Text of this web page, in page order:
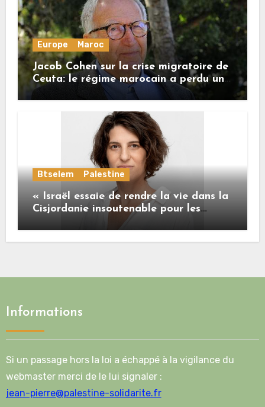
Europe Maroc
Jacob Cohen sur la crise migratoire de
Ceuta: le régime marocain a perdu une
bonne part de sa crédibilité vis-à-vis
Btselem Palestine
« Israël essaie de rendre la vie dans la
Cisjordanie insoutenable pour les
Informations
Si un passage hors la loi a échappé à la vigilance du
webmaster merci de le lui signaler :
jean-pierre@palestine-solidarite.fr